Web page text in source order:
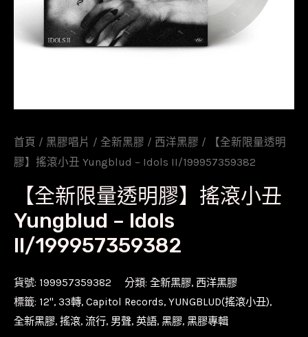
首頁 / 黑膠唱片 / 全新黑膠 / 西洋黑膠 / 【全新限量透明
膠】搖滾小丑 Yungblud – Idols II/199957359382
【全新限量透明膠】搖滾小丑
Yungblud – Idols
II/199957359382
貨號: 199957359382 分類: 全新黑膠, 西洋黑膠
標籤: 12'', 33轉, Capitol Records, YUNGBLUD(搖滾小丑),
全新黑膠, 搖滾, 流行, 男聲, 英語, 黑膠, 黑膠專輯